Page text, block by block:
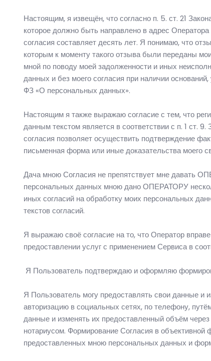
Настоящим, я извещён, что согласно п. 5. ст. 21
которое должно быть направлено в адрес
согласия составляет десять лет. Я понимаю, что
которым к моменту такого отзыва были переданы
мной по поводу моей задолженности и иных
данных и без моего согласия при наличии
ФЗ «О персональных данных».
Настоящим я также выражаю согласие с тем, что
данным текстом является в соответствии с п. 1 ст.
согласия позволяет осуществить подтверждение
письменная форма или иные доказательства моего
Дача мною Согласия не препятствует мне давать
персональных данных мною дано ОПЕРАТОРУ
иных согласий на обработку моих персональных
текстов согласий.
Я выражаю своё согласие на то, что Оператор
предоставлении услуг с применением Сервиса в
Я Пользователь подтверждаю и оформляю
Я Пользователь могу предоставлять свои данные и
авторизацию в социальных сетях, по телефону,
данные и изменять их предоставленный объём
нотариусом. Формирование Согласия в
предоставленных мною персональных данных и